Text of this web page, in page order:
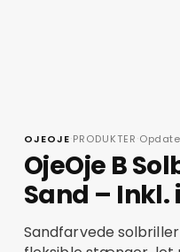
OJEOJE·PRODUKTER·
OjeOje B
Sand – Inkl.
Sandfarvede